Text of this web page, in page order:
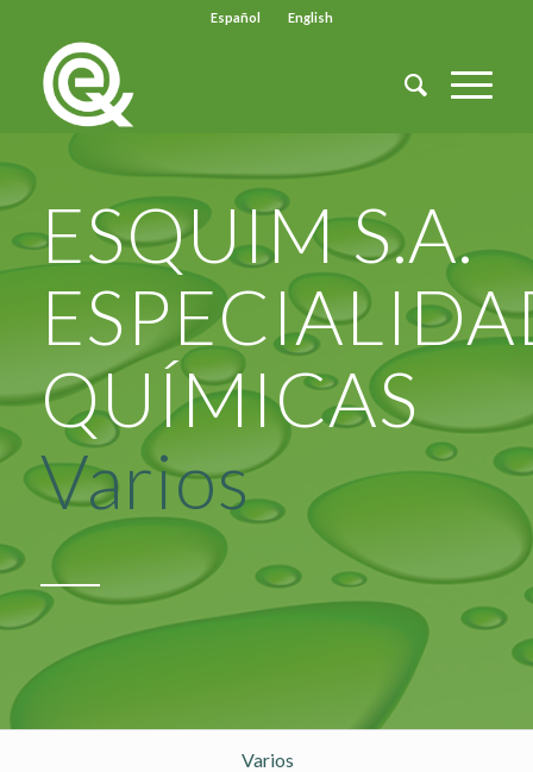
Español English
ESQUIM S.A.
QUÍMICAS
Varios
Varios